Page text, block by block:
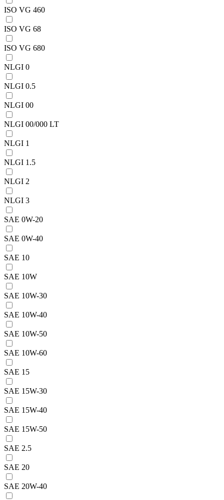
ISO VG 460
ISO VG 68
ISO VG 680
NLGI 0
NLGI 0.5
NLGI 00
NLGI 00/000 LT
NLGI 1
NLGI 1.5
NLGI 2
NLGI 3
SAE 0W-20
SAE 0W-40
SAE 10
SAE 10W
SAE 10W-30
SAE 10W-40
SAE 10W-50
SAE 10W-60
SAE 15
SAE 15W-30
SAE 15W-40
SAE 15W-50
SAE 2.5
SAE 20
SAE 20W-40